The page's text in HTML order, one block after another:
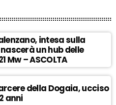
intesa sulla
un hub delle
Mw – ASCOLTA
della Dogaia, ucciso
anni